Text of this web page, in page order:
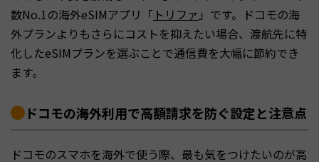
数No.1の海外eSIMアプリ「 トリファ 」です。ドコモの海
外プランよりもさらにコストを抑えたい場合、渡航先に特
化したeSIMプランを選ぶことで通信費を大幅に節約でき
ます。
ドコモの海外利用で高額請求を防ぐ設定と注意点
ドコモのスマホを海外で使う際、最も気をつけたいのが高